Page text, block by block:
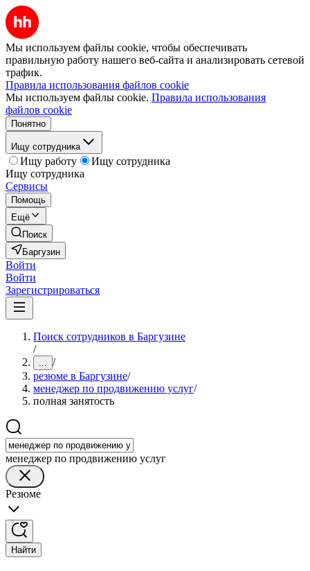
Мы используем файлы cookie, чтобы обеспечивать
правильную работу нашего веб-сайта и анализировать сетевой
трафик.
Правила использования файлов cookie
Мы используем файлы cookie. Правила использования
файлов cookie
Понятно
Ищу сотрудника
Ищу работу
Ищу сотрудника
Ищу сотрудника
Сервисы
Помощь
Ещё
Поиск
Баргузин
Войти
Войти
Зарегистрироваться
Поиск сотрудников в Баргузине
/
... /
резюме в Баргузине/
менеджер по продвижению услуг/
полная занятость
менеджер по продвижению услуг
Резюме
Найти